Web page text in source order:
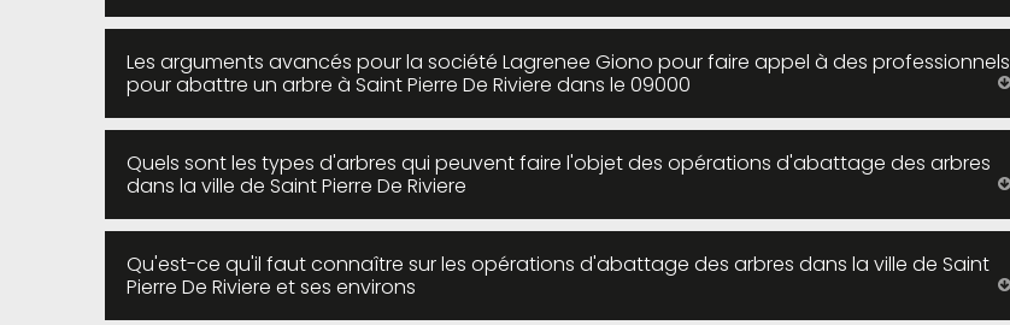
Les arguments avancés pour la société Lagrenee Giono pour faire appel à des professionnels
pour abattre un arbre à Saint Pierre De Riviere dans le 09000
Quels sont les types d'arbres qui peuvent faire l'objet des opérations d'abattage des arbres
dans la ville de Saint Pierre De Riviere
Qu'est-ce qu'il faut connaître sur les opérations d'abattage des arbres dans la ville de Saint
Pierre De Riviere et ses environs